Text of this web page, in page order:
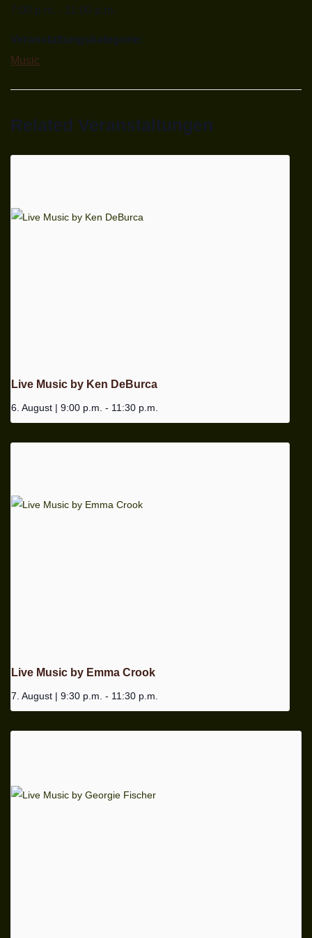
7:00 p.m. - 11:00 p.m.
Veranstaltungskategorie:
Music
Related Veranstaltungen
Live Music by Ken DeBurca
6. August | 9:00 p.m. - 11:30 p.m.
Live Music by Emma Crook
7. August | 9:30 p.m. - 11:30 p.m.